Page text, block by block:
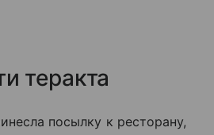
теракта
посылку к ресторану,